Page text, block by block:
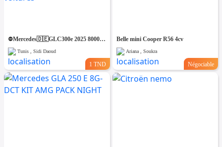
⛔️Mercedes🇩🇪GLC300e 2025 8000km 4matic⛔️ 🔁 on accepte l échange des voitures
Tunis , Sidi Daoud
1 TND
Belle mini Cooper R56 4cv
Ariana , Soukra
Négociable